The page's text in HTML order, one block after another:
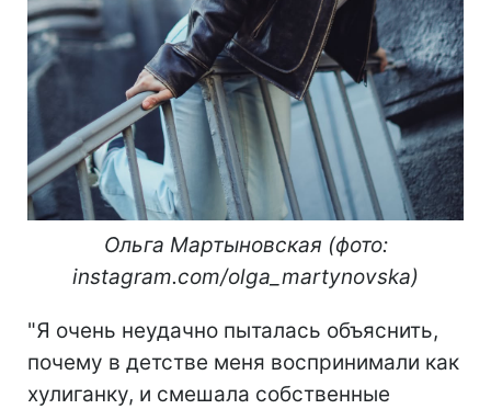
Ольга Мартыновская (фото:
instagram.com/olga_martynovska)
"Я очень неудачно пыталась объяснить,
почему в детстве меня воспринимали как
хулиганку, и смешала собственные